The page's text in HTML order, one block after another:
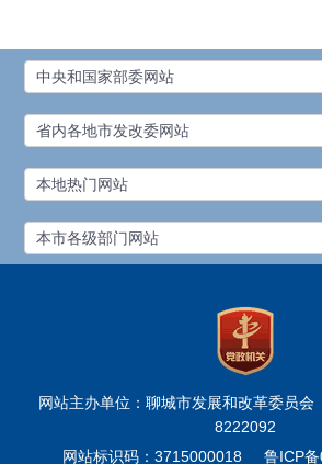
中央和国家部委网站
省内各地市发改委网站
本地热门网站
本市各级部门网站
网站主办单位：聊城市发展和改革委员会
8222092
网站标识码：3715000018
鲁ICP